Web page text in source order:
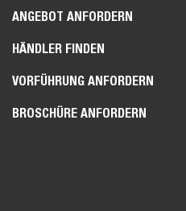
ANGEBOT ANFORDERN
HÄNDLER FINDEN
VORFÜHRUNG ANFORDERN
BROSCHÜRE ANFORDERN